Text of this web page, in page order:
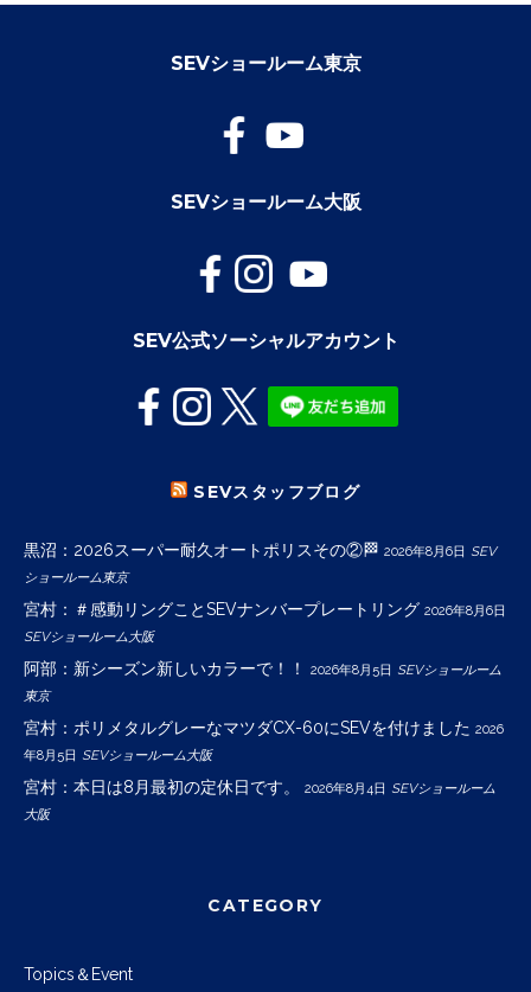
SEVショールーム東京
SEVショールーム大阪
SEV公式ソーシャルアカウント
SEVスタッフブログ
黒沼：2026スーパー耐久オートポリスその②🏁 2026年8月6日 SEV
ショールーム東京
宮村：＃感動リングことSEVナンバープレートリング 2026年8月6日
SEVショールーム大阪
阿部：新シーズン新しいカラーで！！ 2026年8月5日 SEVショールーム
東京
宮村：ポリメタルグレーなマツダCX-60にSEVを付けました 2026
年8月5日 SEVショールーム大阪
宮村：本日は8月最初の定休日です。 2026年8月4日 SEVショールーム
大阪
CATEGORY
Topics＆Event